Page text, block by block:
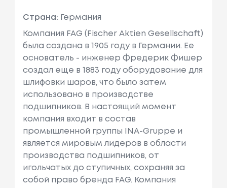
Страна: Германия
Компания FAG (Fischer Aktien Gesellschaft)
была создана в 1905 году в Германии. Ее
основатель - инженер Фредерик Фишер
создал еще в 1883 году оборудование для
шлифовки шаров, что было затем
использовано в производстве
подшипников. В настоящий момент
компания входит в состав
промышленной группы INA-Gruppe и
является мировым лидеров в области
производства подшипников, от
игольчатых до ступичных, сохраняя за
собой право бренда FAG. Компания